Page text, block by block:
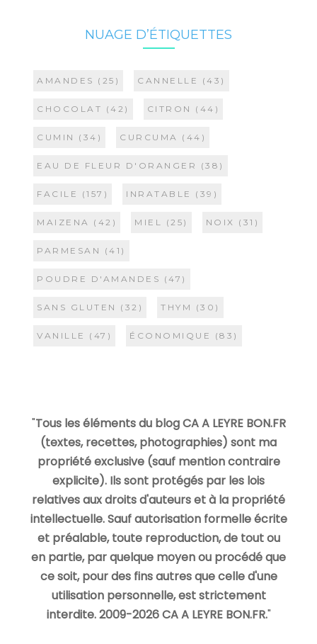
NUAGE D’ÉTIQUETTES
AMANDES (25) CANNELLE (43)
CHOCOLAT (42) CITRON (44)
CUMIN (34) CURCUMA (44)
EAU DE FLEUR D'ORANGER (38)
FACILE (157) INRATABLE (39)
MAIZENA (42) MIEL (25) NOIX (31)
PARMESAN (41)
POUDRE D'AMANDES (47)
SANS GLUTEN (32) THYM (30)
VANILLE (47) ÉCONOMIQUE (83)
"Tous les éléments du blog CA A LEYRE BON.FR
(textes, recettes, photographies) sont ma
propriété exclusive (sauf mention contraire
explicite). Ils sont protégés par les lois
relatives aux droits d'auteurs et à la propriété
intellectuelle. Sauf autorisation formelle écrite
et préalable, toute reproduction, de tout ou
en partie, par quelque moyen ou procédé que
ce soit, pour des fins autres que celle d'une
utilisation personnelle, est strictement
interdite. 2009-2026 CA A LEYRE BON.FR."